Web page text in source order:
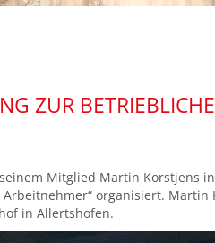
ZUR
Mitglied Martin Korstjens
organisiert.
in Allertshofen.